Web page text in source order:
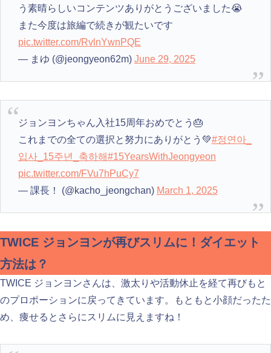
う素晴らしいコンテンツありがとうございました😭
また今度は旅編で続きが観たいです
pic.twitter.com/RvlnYwnPQE
— まゆ (@jeongyeon62m) June 29, 2025
ジョンヨンちゃん入社15周年おめでとう🎂
これまでの全ての選択と努力にありがとう💚#정연아_
입사_15주년_축하해#15YearsWithJeongyeon
pic.twitter.com/FVu7hPuCy7
— 課長！ (@kacho_jeongchan) March 1, 2025
TWICE ジョンヨンが再びスリムに！ダイエット
方法は？
TWICE ジョンヨンさんは、激太りや活動休止を経て再びもと
のプロポーションに戻ってきています。もともと小顔だったた
め、痩せるとさらにスリムに見えますね！